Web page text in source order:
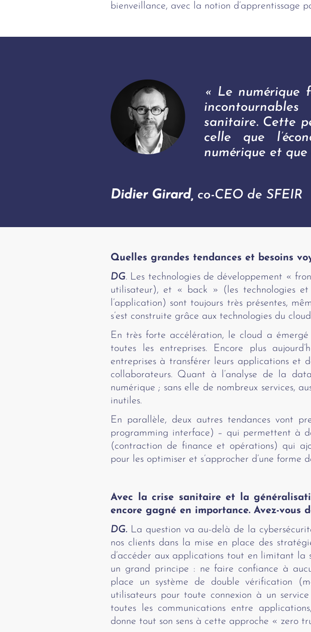
bienveillance, avec la notion d’apprentissage
« Le numérique
sanitaire. Cette
celle que
numérique et
Didier Girard, co-CEO de SFEIR
Quelles grandes tendances et besoins
DG. Les technologies de développement «
utilisateur), et « back » (les technologies
l’application) sont toujours très présentes,
s’est construite grâce aux technologies du
En très forte accélération, le cloud a
toutes les entreprises. Encore plus
entreprises à transférer leurs applications et
collaborateurs. Quant à l’analyse de la
numérique ; sans elle de nombreux services,
inutiles.
En parallèle, deux autres tendances vont
programming interface) – qui permettent à
(contraction de finance et opérations) qui
pour les optimiser et s’approcher d’une forme
Avec la crise sanitaire et la
encore gagné en importance. Avez-vous
DG. La question va au-delà de la
nos clients dans la mise en place des
d’accéder aux applications tout en limitant la
un grand principe : ne faire confiance à
place un système de double vérification
utilisateurs pour toute connexion à un
toutes les communications entre
donne tout son sens à cette approche « zero